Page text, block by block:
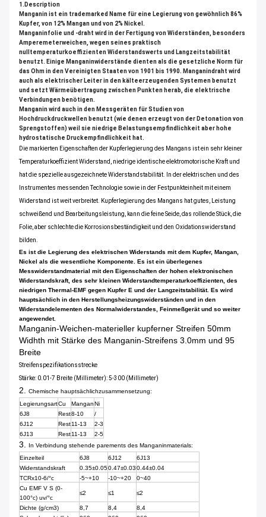
1.Description
Manganin ist ein trademarked Name für eine Legierung von gewöhnlich 86%
Kupfer, von 12% Mangan und von 2% Nickel.
Manganinfolie und -draht wird in der Fertigung von Widerständen, besonders
Amperemeterweichen, wegen seines praktisch
nulltemperaturkoeffizienten Widerstandswerts und Langzeitstabilität
benutzt. Einige Manganinwiderstände dienten als die gesetzliche Norm für
das Ohm in den Vereinigten Staaten von 1901 bis 1990. Manganindraht wird
auch als elektrischer Leiter in den kälteerzeugenden Systemen benutzt
und setzt Wärmeübertragung zwischen Punkten herab, die elektrische
Verbindungen benötigen.
Manganin wird auch in den Messgeräten für Studien von
Hochdruckdruckwellen benutzt (wie denen erzeugt von der Detonation von
Sprengstoffen) weil sie niedrige Belastungsempfindlichkeit aber hohe
hydrostatische Druckempfindlichkeit hat.
Die markierten Eigenschaften der Kupferlegierung des Mangans ist ein sehr kleiner
Temperaturkoeffizient Widerstand, niedrige identische elektromotorische Kraft und
hat die spezielle ausgezeichnete Widerstandstabilität. In der elektrischen und des
Instrumentes messenden Technologie sowie in der Festpunkteinheit mit einem
Widerstand ist weit verbreitet. Kupferlegierung des Mangans hat gutes, Leistung
schweißend und Bearbeitungsleistung, kann die feine Seide, das rollende Stück, die
Folie, aber schlechte die Korrosionsbeständigkeit und den Oxidationswiderstand
bilden.
Es ist die Legierung des elektrischen Widerstands mit dem Kupfer, Mangan,
Nickel als die wesentliche Komponente. Es ist ein überlegenes
Messwiderstandmaterial mit den Eigenschaften der hohen elektronischen
Widerstandskraft, des sehr kleinen Widerstandtemperaturkoeffizienten, des
niedrigen Thermal-EMF gegen Kupfer E und der Langzeitstabilität. Es wird
hauptsächlich in den Herstellungsheizungswiderständen und in den
Widerstandelementen des Normalwiderstandes, Feinmeßgerät und so weiter
angewendet.
Manganin-Weichen-materieller kupferner Streifen 50mm
Widhth mit Stärke des Manganin-Streifens 3.0mm und 95
Breite
Streifenspezifikationsstrecke
Stärke: 0.01-7 Breite (Millimeter): 5-300 (Millimeter)
2. Chemische hauptsächlichzusammensetzung:
LegierungsartCu Mangan Ni
6J8
Rest8-10
/
6J12
Rest11-13
2-3
6J13
Rest11-13 2-5
3.
In Verbindung stehende parements des Manganinmaterials:
Einzelteil
6J8 6J12
6J13
Widerstandskraft
0.35±0.050.47±0.030.44±0.04
TCRx10-6/°c
-5~+10 -10~+20
0~40
Cu EMF V S (0-
100°c) uv/°c
≤2 ≤1 ≤2
Dichte (g/cm3) 8,7 8,4
8,4